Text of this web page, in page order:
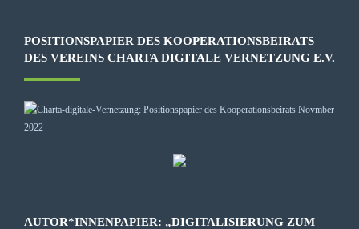
POSITIONSPAPIER DES KOOPERATIONSBEIRATS
DES VEREINS CHARTA DIGITALE VERNETZUNG E.V.
AUTOR*INNENPAPIER: „DIGITALISIERUNG ZUM